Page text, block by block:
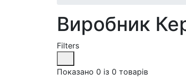
Виробник
Filters
Показано 0 із 0 товарів